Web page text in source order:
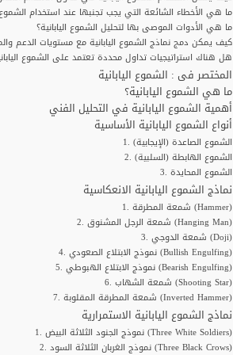
ما هي الأخطاء الشائعة التي يجب تجنبها عند استخدام الشموع
ما هي الأدوات الموصى بها لتحليل الشموع اليابانية؟
كيف يمكن دمج نماذج الشموع اليابانية مع مستويات الدعم
هل هناك استراتيجيات تداول محددة تعتمد على الشموع
المختصر فى : الشموع اليابانية
ما هي الشموع اليابانية؟
أهمية الشموع اليابانية في التحليل الفني
أنواع الشموع اليابانية الأساسية
1. الشموع الصاعدة (الإيجابية)
2. الشموع الهابطة (السلبية)
3. الشموع المحايدة
نماذج الشموع اليابانية الانعكاسية
1. شمعة المطرقة (Hammer)
2. شمعة الرجل المشنوق (Hanging Man)
3. شمعة الدوجي (Doji)
4. نموذج الابتلاع الصعودي (Bullish Engulfing)
5. نموذج الابتلاع الهبوطي (Bearish Engulfing)
6. شمعة الشهاب (Shooting Star)
7. شمعة المطرقة المقلوبة (Inverted Hammer)
نماذج الشموع اليابانية الاستمرارية
1. نموذج الجنود الثلاثة البيض (Three White Soldiers)
2. نموذج الغربان الثلاثة السود (Three Black Crows)